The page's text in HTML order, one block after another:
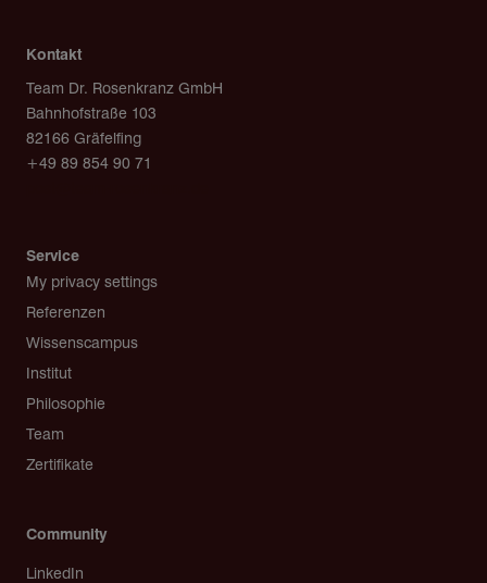
Kontakt
Team Dr. Rosenkranz GmbH
Bahnhofstraße 103
82166 Gräfelfing
+49 89 854 90 71
Service
My privacy settings
Referenzen
Wissenscampus
Institut
Philosophie
Team
Zertifikate
Community
LinkedIn